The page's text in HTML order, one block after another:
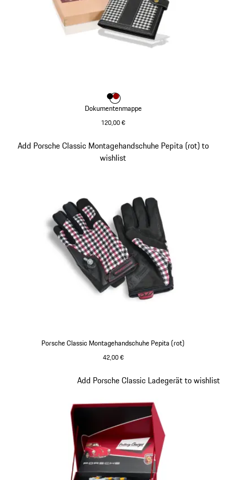
Dokumentenmappe
120,00 €
Farbe
FarbeFarbe
Porsche Classic Montagehandschuhe Pepita (rot)
42,00 €
Add Porsche Classic Montagehandschuhe Pepita (rot) to
wishlist
Slide 2 von 8
Add Porsche Classic Ladegerät to wishlist